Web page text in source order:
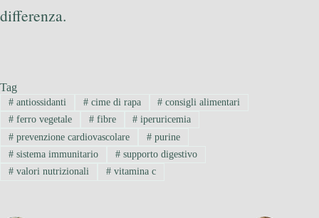
differenza.
Tag
#antiossidanti #cime di rapa # consigli alimentari
#ferro vegetale #fibre # iperuricemia
#prevenzione cardiovascolare #purine
#sistema immunitario #supporto digestivo
#valori nutrizionali #vitamina c